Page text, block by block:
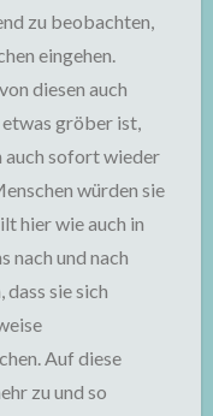
zu beobachten,
eingehen.
diesen auch
gröber ist,
auch sofort wieder
würden sie
hier wie auch in
nach und nach
sie sich
Auf diese
zu und so